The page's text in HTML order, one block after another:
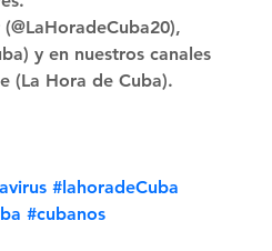
y en nuestros canales
(La Hora de Cuba).
#lahoradeCuba
#cubanos